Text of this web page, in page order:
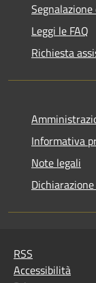
Leggi le FAQ
Richiesta
Informativa
Note legali
RSS
Accessibilità